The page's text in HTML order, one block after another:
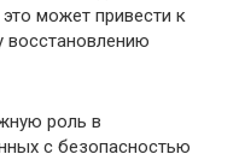
может привести к
восстановлению
роль в
с безопасностью